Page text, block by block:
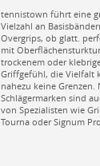
tennistown führt eine
Vielzahl an
Overgrips, ob glatt.
mit
trockenem oder
Griffgefühl, die Vielfalt
nahezu keine Grenzen.
Schlägermarken sind
von Spezialisten wie
Tourna oder Signum